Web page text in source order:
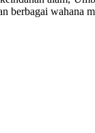
berbagai wahana